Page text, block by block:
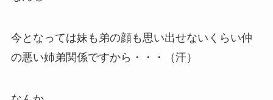
今となっては妹も弟の顔も思い出せないくらい仲
の悪い姉弟関係ですから・・・（汗）